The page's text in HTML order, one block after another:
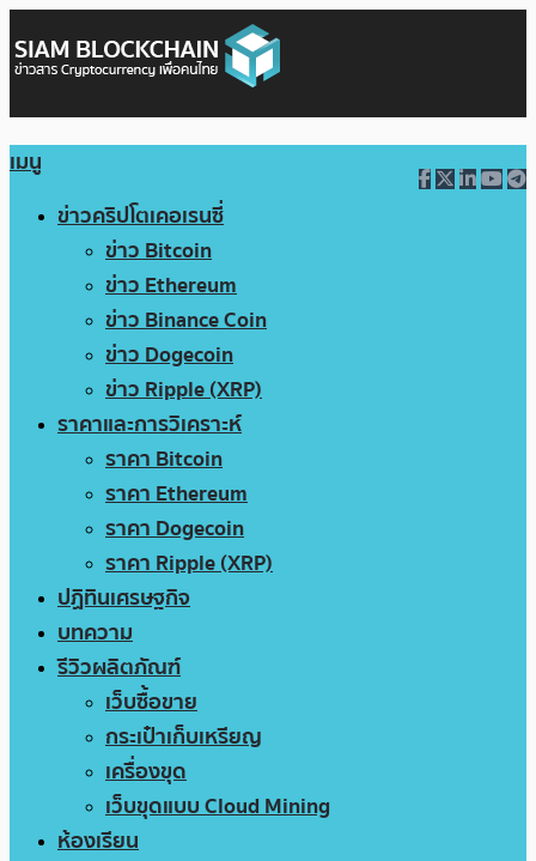
เมนู
ข่าวคริปโตเคอเรนซี่
ข่าว Bitcoin
ข่าว Ethereum
ข่าว Binance Coin
ข่าว Dogecoin
ข่าว Ripple (XRP)
ราคาและการวิเคราะห์
ราคา Bitcoin
ราคา Ethereum
ราคา Dogecoin
ราคา Ripple (XRP)
ปฏิทินเศรษฐกิจ
บทความ
รีวิวผลิตภัณฑ์
เว็บซื้อขาย
กระเป๋าเก็บเหรียญ
เครื่องขุด
เว็บขุดแบบ Cloud Mining
ห้องเรียน